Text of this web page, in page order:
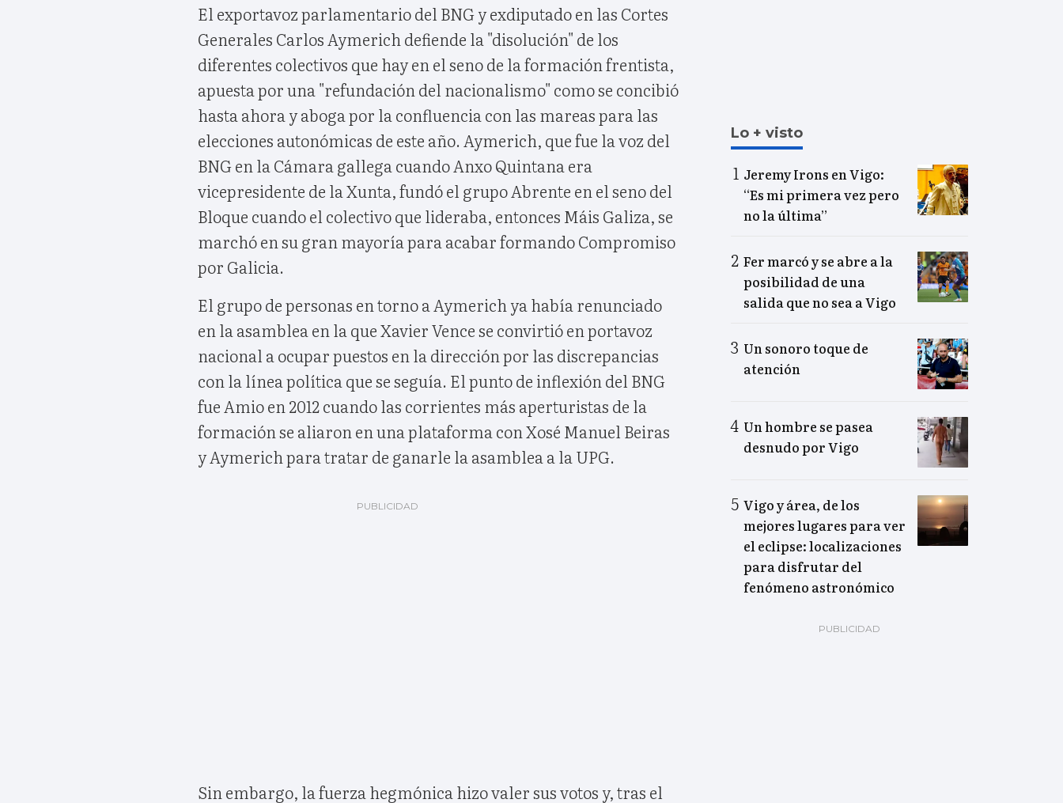
El exportavoz parlamentario del BNG y exdiputado en las Cortes
Generales Carlos Aymerich defiende la "disolución" de los
diferentes colectivos que hay en el seno de la formación frentista,
apuesta por una "refundación del nacionalismo" como se concibió
hasta ahora y aboga por la confluencia con las mareas para las
elecciones autonómicas de este año. Aymerich, que fue la voz del
BNG en la Cámara gallega cuando Anxo Quintana era
vicepresidente de la Xunta, fundó el grupo Abrente en el seno del
Bloque cuando el colectivo que lideraba, entonces Máis Galiza, se
marchó en su gran mayoría para acabar formando Compromiso
por Galicia.
El grupo de personas en torno a Aymerich ya había renunciado
en la asamblea en la que Xavier Vence se convirtió en portavoz
nacional a ocupar puestos en la dirección por las discrepancias
con la línea política que se seguía. El punto de inflexión del BNG
fue Amio en 2012 cuando las corrientes más aperturistas de la
formación se aliaron en una plataforma con Xosé Manuel Beiras
y Aymerich para tratar de ganarle la asamblea a la UPG.
Sin embargo, la fuerza hegmónica hizo valer sus votos y, tras el
Lo + visto
Jeremy Irons en Vigo:
“Es mi primera vez pero
no la última”
Fer marcó y se abre a la
posibilidad de una
salida que no sea a Vigo
Un sonoro toque de
atención
Un hombre se pasea
desnudo por Vigo
Vigo y área, de los
mejores lugares para ver
el eclipse: localizaciones
para disfrutar del
fenómeno astronómico